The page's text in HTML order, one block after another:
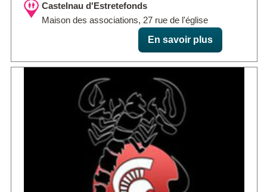
Castelnau d'Estretefonds
Maison des associations, 27 rue de l'église
En savoir plus